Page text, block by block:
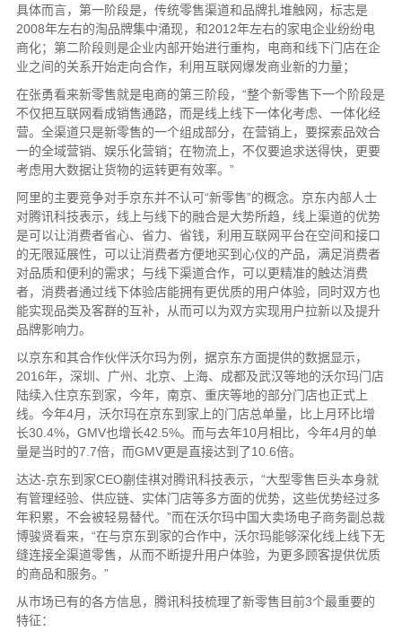
具体而言，第一阶段是，传统零售渠道和品牌扎堆触网，标志是
2008年左右的淘品牌集中涌现，和2012年左右的家电企业纷纷电
商化；第二阶段则是企业内部开始进行重构，电商和线下门店在企
业之间的关系开始走向合作，利用互联网爆发商业新的力量；
在张勇看来新零售就是电商的第三阶段，“整个新零售下一个阶段是
不仅把互联网看成销售通路，而是线上线下一体化考虑、一体化经
营。全渠道只是新零售的一个组成部分，在营销上，要探索品效合
一的全域营销、娱乐化营销；在物流上，不仅要追求送得快，更要
考虑用大数据让货物的运转更有效率。”
阿里的主要竞争对手京东并不认可“新零售”的概念。京东内部人士
对腾讯科技表示，线上与线下的融合是大势所趋，线上渠道的优势
是可以让消费者省心、省力、省钱，利用互联网平台在空间和接口
的无限延展性，可以让消费者方便地买到心仪的产品，满足消费者
对品质和便利的需求；与线下渠道合作，可以更精准的触达消费
者，消费者通过线下体验店能拥有更优质的用户体验，同时双方也
能实现品类及客群的互补，从而可以为双方实现用户拉新以及提升
品牌影响力。
以京东和其合作伙伴沃尔玛为例，据京东方面提供的数据显示，
2016年，深圳、广州、北京、上海、成都及武汉等地的沃尔玛门店
陆续入住京东到家，今年，南京、重庆等地的部分门店也正式上
线。今年4月，沃尔玛在京东到家上的门店总单量，比上月环比增
长30.4%，GMV也增长42.5%。而与去年10月相比，今年4月的单
量是当时的7.7倍，而GMV更是直接达到了10.6倍。
达达-京东到家CEO蒯佳祺对腾讯科技表示，“大型零售巨头本身就
有管理经验、供应链、实体门店等多方面的优势，这些优势经过多
年积累，不会被轻易替代。”而在沃尔玛中国大卖场电子商务副总裁
博骏贤看来，“在与京东到家的合作中，沃尔玛能够深化线上线下无
缝连接全渠道零售，从而不断提升用户体验，为更多顾客提供优质
的商品和服务。”
从市场已有的各方信息，腾讯科技梳理了新零售目前3个最重要的
特征：